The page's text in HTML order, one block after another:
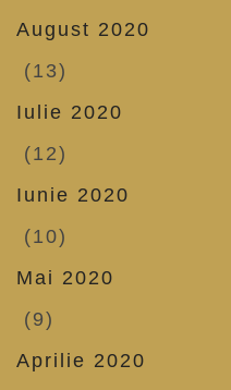
August 2020
(13)
Iulie 2020
(12)
Iunie 2020
(10)
Mai 2020
(9)
Aprilie 2020